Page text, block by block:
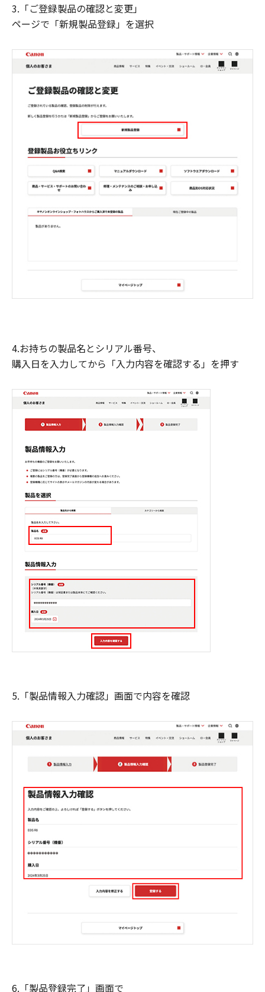
3.「ご登録製品の確認と変更」
ページで「新規製品登録」を選択
4.お持ちの製品名とシリアル番号、
購入日を入力してから「入力内容を確認する」を押す
5.「製品情報入力確認」画面で内容を確認
6.「製品登録完了」画面で